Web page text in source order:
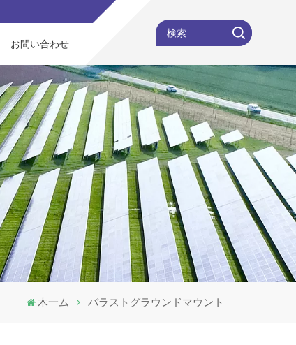
お問い合わせ
検索...
木一ム バラストグラウンドマウント